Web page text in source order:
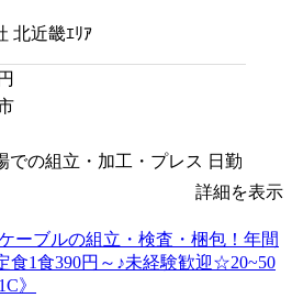
北近畿ｴﾘｱ
円
での組立・加工・プレス 日勤
詳細を表示